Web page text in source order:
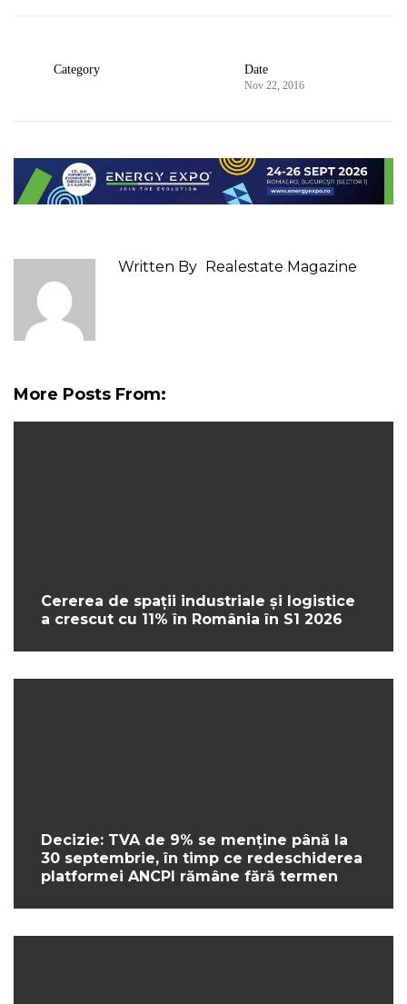
Category Date
Nov 22, 2016
Written By Realestate Magazine
More Posts From:
Cererea de spații industriale și logistice
a crescut cu 11% în România în S1 2026
Decizie: TVA de 9% se menține până la
30 septembrie, în timp ce redeschiderea
platformei ANCPI rămâne fără termen